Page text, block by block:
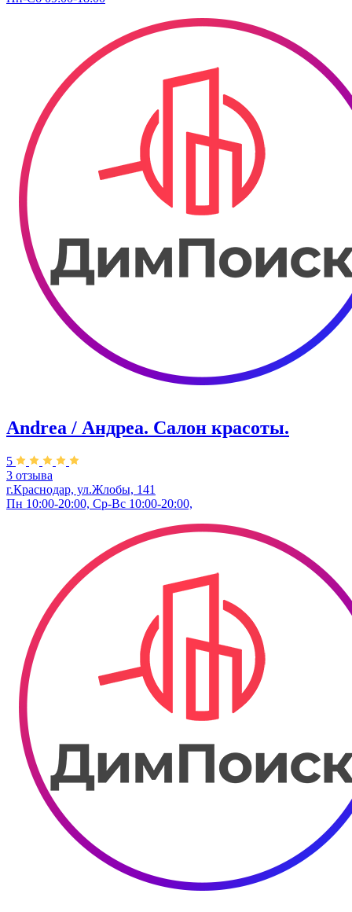
Andrea / Андреа. Салон красоты.
5
3 отзыва
г.Краснодар, ул.Жлобы, 141
Пн 10:00-20:00, Ср-Вс 10:00-20:00,